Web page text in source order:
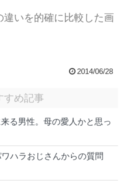
違いを的確に比較した画
2014/06/28
すめ記事
る男性。母の愛人かと思っ
ハラおじさんからの質問